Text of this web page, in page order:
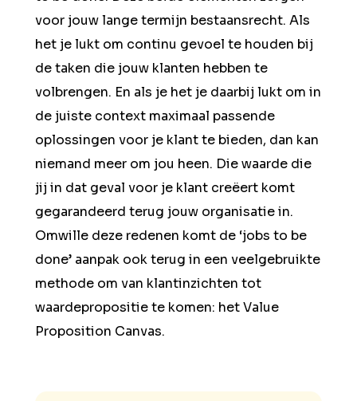
voor jouw lange termijn bestaansrecht. Als
het je lukt om continu gevoel te houden bij
de taken die jouw klanten hebben te
volbrengen. En als je het je daarbij lukt om in
de juiste context maximaal passende
oplossingen voor je klant te bieden, dan kan
niemand meer om jou heen. Die waarde die
jij in dat geval voor je klant creëert komt
gegarandeerd terug jouw organisatie in.
Omwille deze redenen komt de ‘jobs to be
done’ aanpak ook terug in een veelgebruikte
methode om van klantinzichten tot
waardepropositie te komen: het Value
Proposition Canvas.